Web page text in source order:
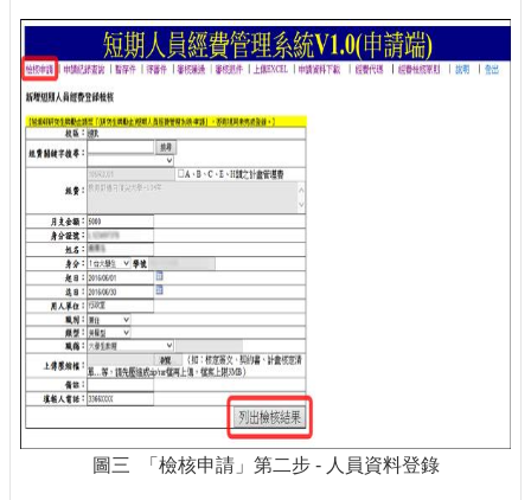
圖三 「檢核申請」第二步 - 人員資料登錄